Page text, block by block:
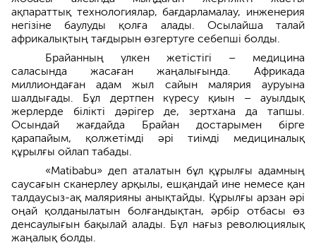
ақпараттық технологиялар, бағдарламалау, инженерия
негізіне баулуды қолға алады. Осылайша талай
африкалықтың тағдырын өзгертуге себепші болды.
Брайанның үлкен жетістігі – медицина
саласында жасаған жаңалығында. Африкада
миллиондаған адам жыл сайын малярия ауруына
шалдығады. Бұл дертпен күресу қиын – ауылдық
жерлерде білікті дәрігер де, зертхана да тапшы.
Осындай жағдайда Брайан достарымен бірге
қарапайым, қолжетімді әрі тиімді медициналық
құрылғы ойлап табады.
«Matibabu» деп аталатын бұл құрылғы адамның
саусағын сканерлеу арқылы, ешқандай ине немесе қан
талдаусыз-ақ малярияны анықтайды. Құрылғы арзан әрі
оңай қолданылатын болғандықтан, әрбір отбасы өз
денсаулығын бақылай алады. Бұл нағыз революциялық
жаңалық болды.